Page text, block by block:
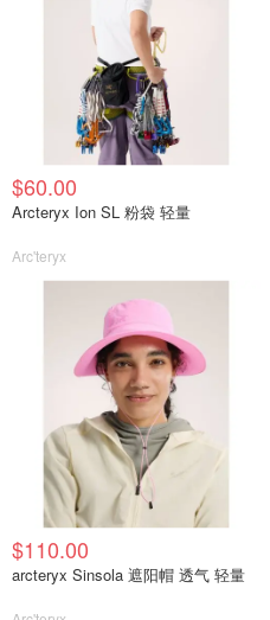
$60.00
Arcteryx Ion SL 粉袋 轻量
Arc'teryx
$110.00
arcteryx Sinsola 遮阳帽 透气 轻量